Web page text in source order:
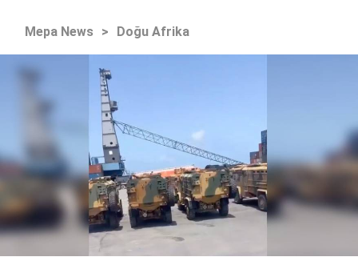
Mepa News > Doğu Afrika